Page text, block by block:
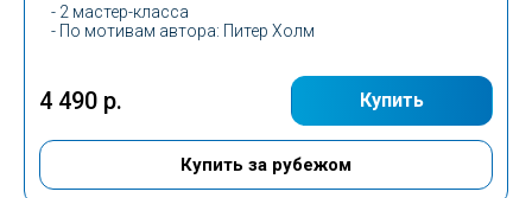
- 2 мастер-класса
- По мотивам автора: Питер Холм
Купить
4 490 р.
Купить за рубежом